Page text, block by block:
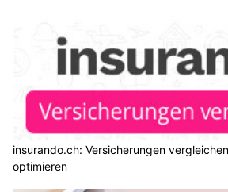
insurando.ch: Versicherungen
optimieren